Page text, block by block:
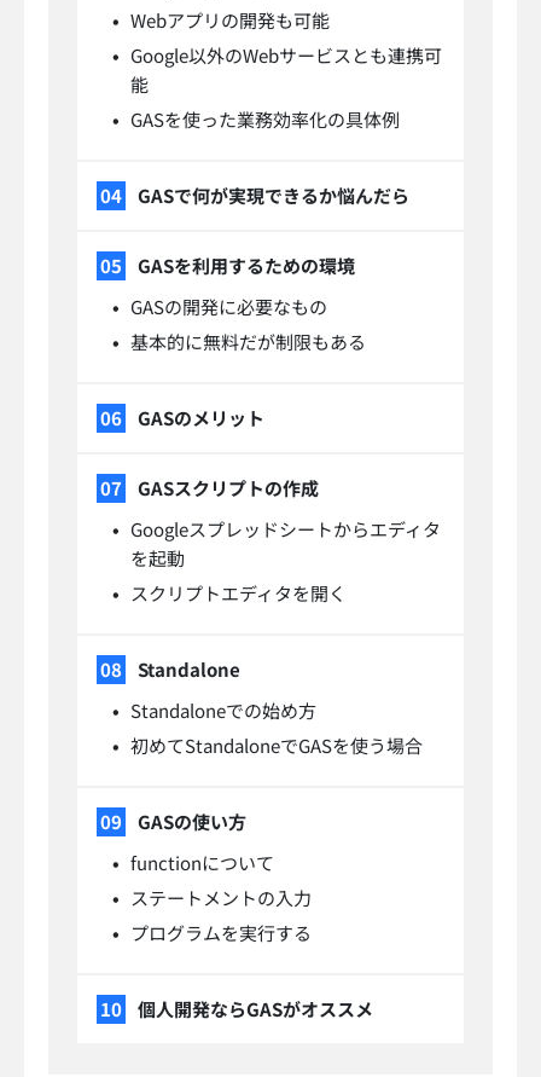
Webアプリの開発も可能
Google以外のWebサービスとも連携可
能
GASを使った業務効率化の具体例
GASで何が実現できるか悩んだら
GASを利用するための環境
GASの開発に必要なもの
基本的に無料だが制限もある
GASのメリット
GASスクリプトの作成
Googleスプレッドシートからエディタ
を起動
スクリプトエディタを開く
Standalone
Standaloneでの始め方
初めてStandaloneでGASを使う場合
GASの使い方
functionについて
ステートメントの入力
プログラムを実行する
個人開発ならGASがオススメ